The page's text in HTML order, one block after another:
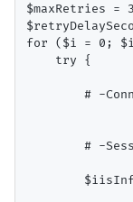
$maxRetries = 3
for ($i = 0; $i
    try {
# -
# -